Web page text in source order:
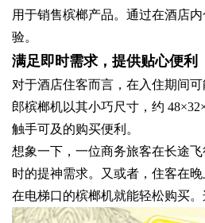
uz
用于销售槟榔产品。‌通过在酒店
验。
满足即时需求，提供贴心便利
对于酒店住客而言，在入住期间
郎槟榔机以其小巧尺寸，约
触手可及的购买便利。
想象一下，一位商务旅客在长途
时的提神需求。又或者，住客在
在电梯口的槟榔机就能轻松购买